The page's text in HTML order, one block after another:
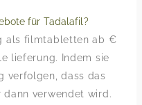
für Tadalafil?
als filmtabletten ab €
lieferung. Indem sie
verfolgen, dass das
verwendet wird.